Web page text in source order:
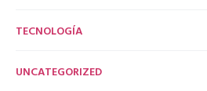
TECNOLOGÍA
UNCATEGORIZED